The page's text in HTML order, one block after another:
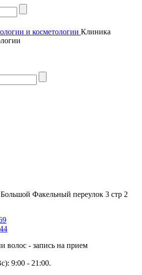
Клиника
Большой Факельный переулок 3 стр 2
9:00 - 21:00.